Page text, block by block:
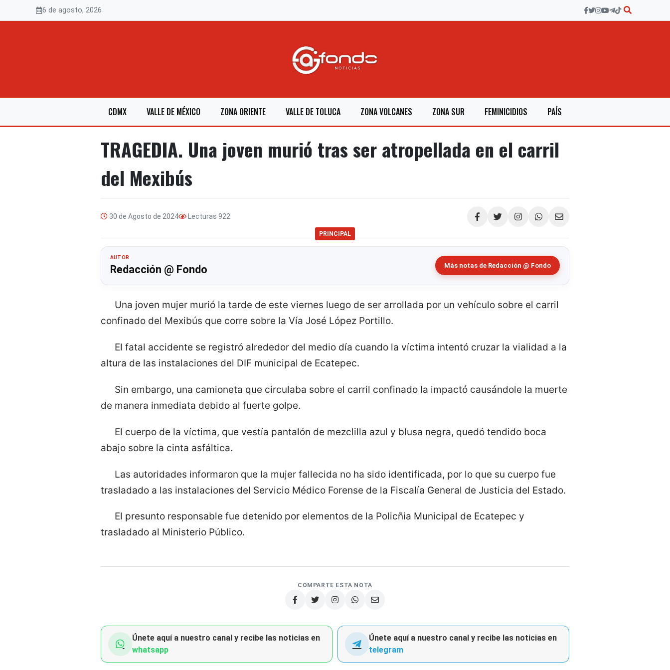
6 de agosto, 2026
CDMX VALLE DE MÉXICO ZONA ORIENTE VALLE DE TOLUCA ZONA VOLCANES ZONA SUR FEMINICIDIOS PAÍS
TRAGEDIA. Una joven murió tras ser atropellada en el carril
del Mexibús
30 de Agosto de 2024 Lecturas 922
Compartir
PRINCIPAL
AUTOR
Redacción @ Fondo Más notas de Redacción @ Fondo
Una joven mujer murió la tarde de este viernes luego de ser arrollada por un vehículo sobre el carril
confinado del Mexibús que corre sobre la Vía José López Portillo.
El fatal accidente se registró alrededor del medio día cuando la víctima intentó cruzar la vialidad a la
altura de las instalaciones del DIF municipal de Ecatepec.
Sin embargo, una camioneta que circulaba sobre el carril confinado la impactó causándole la muerte
de manera inmediata debido al fuerte golpe.
El cuerpo de la víctima, que vestía pantalón de mezclilla azul y blusa negra, quedó tendido boca
abajo sobre la cinta asfáltica.
Las autoridades informaron que la mujer fallecida no ha sido identificada, por lo que su cuerpo fue
trasladado a las instalaciones del Servicio Médico Forense de la Fiscalía General de Justicia del Estado.
El presunto responsable fue detenido por elementos de la Policñia Municipal de Ecatepec y
trasladado al Ministerio Público.
COMPARTE ESTA NOTA
Únete aquí a nuestro canal y recibe las noticias en
whatsapp
Únete aquí a nuestro canal y recibe las noticias en
telegram